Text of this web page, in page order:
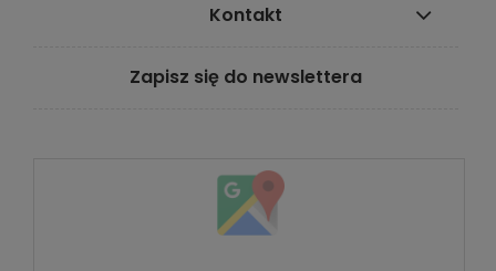
Kontakt
Zapisz się do newslettera